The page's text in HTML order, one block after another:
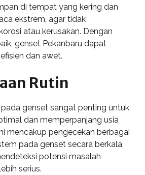
di tempat yang kering dan
ekstrem, agar tidak
atau kerusakan. Dengan
genset Pekanbaru dapat
dan awet.
Rutin
pada genset sangat penting untuk
dan memperpanjang usia
mencakup pengecekan berbagai
pada genset secara berkala,
potensi masalah
serius.